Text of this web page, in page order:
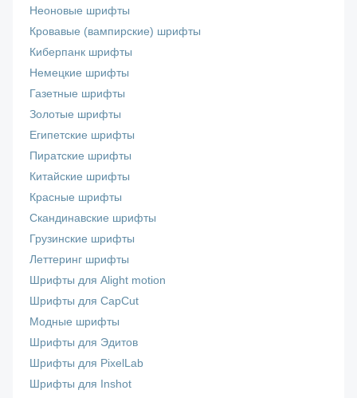
Неоновые шрифты
Кровавые (вампирские) шрифты
Киберпанк шрифты
Немецкие шрифты
Газетные шрифты
Золотые шрифты
Египетские шрифты
Пиратские шрифты
Китайские шрифты
Красные шрифты
Скандинавские шрифты
Грузинские шрифты
Леттеринг шрифты
Шрифты для Alight motion
Шрифты для CapCut
Модные шрифты
Шрифты для Эдитов
Шрифты для PixelLab
Шрифты для Inshot